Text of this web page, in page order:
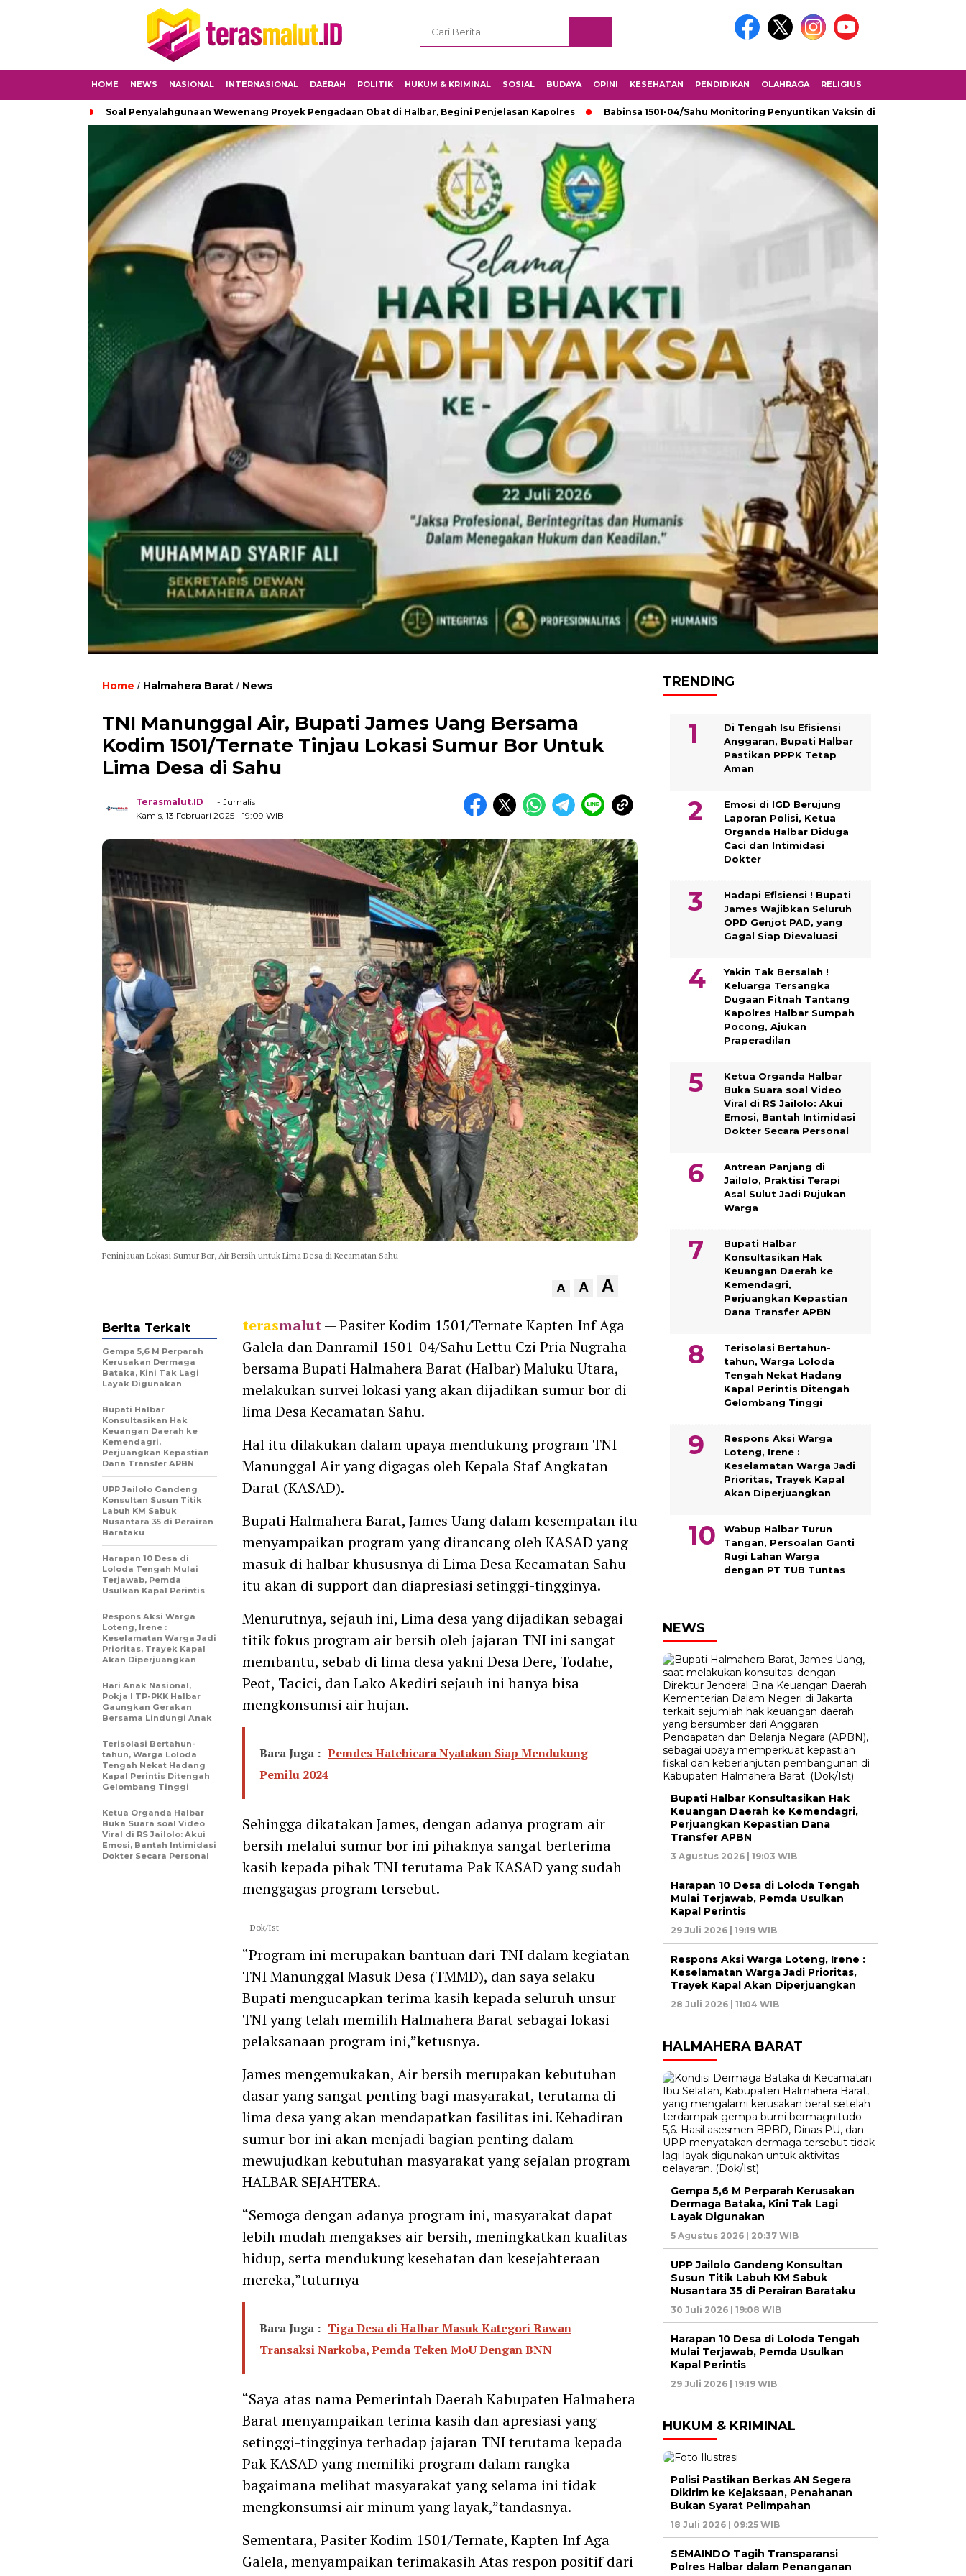
HOME NEWS NASIONAL INTERNASIONAL DAERAH POLITIK HUKUM & KRIMINAL SOSIAL BUDAYA OPINI KESEHATAN PENDIDIKAN OLAHRAGA RELIGIUS
Soal Penyalahgunaan Wewenang Proyek Pengadaan Obat di Halbar, Begini Penjelasan Kapolres Babinsa 1501-04/Sahu Monitoring Penyuntikan Vaksin di SMK Fomarimoi
Home / Halmahera Barat / News
TNI Manunggal Air, Bupati James Uang Bersama
Kodim 1501/Ternate Tinjau Lokasi Sumur Bor Untuk
Lima Desa di Sahu
Terasmalut.ID
- Jurnalis
Kamis, 13 Februari 2025 - 19:09 WIB
Peninjauan Lokasi Sumur Bor, Air Bersih untuk Lima Desa di Kecamatan Sahu
A A A
terasmalut— Pasiter Kodim 1501/Ternate Kapten Inf Aga
Galela dan Danramil 1501-04/Sahu Lettu Czi Pria Nugraha
bersama Bupati Halmahera Barat (Halbar) Maluku Utara,
melakukan survei lokasi yang akan dijadikan sumur bor di
lima Desa Kecamatan Sahu.
Hal itu dilakukan dalam upaya mendukung program TNI
Manunggal Air yang digagas oleh Kepala Staf Angkatan
Darat (KASAD).
Bupati Halmahera Barat, James Uang dalam kesempatan itu
menyampaikan program yang dirancang oleh KASAD yang
masuk di halbar khususnya di Lima Desa Kecamatan Sahu
itu akan di support dan diapresiasi setinggi-tingginya.
Menurutnya, sejauh ini, Lima desa yang dijadikan sebagai
titik fokus program air bersih oleh jajaran TNI ini sangat
membantu, sebab di lima desa yakni Desa Dere, Todahe,
Peot, Tacici, dan Lako Akediri sejauh ini hanya bisa
mengkonsumsi air hujan.
Baca Juga : Pemdes Hatebicara Nyatakan Siap Mendukung
Pemilu 2024
Sehingga dikatakan James, dengan adanya program air
bersih melalui sumur bor ini pihaknya sangat berterima
kasih kepada pihak TNI terutama Pak KASAD yang sudah
menggagas program tersebut.
Dok/Ist
“Program ini merupakan bantuan dari TNI dalam kegiatan
TNI Manunggal Masuk Desa (TMMD), dan saya selaku
Bupati mengucapkan terima kasih kepada seluruh unsur
TNI yang telah memilih Halmahera Barat sebagai lokasi
pelaksanaan program ini,”ketusnya.
James mengemukakan, Air bersih merupakan kebutuhan
dasar yang sangat penting bagi masyarakat, terutama di
lima desa yang akan mendapatkan fasilitas ini. Kehadiran
sumur bor ini akan menjadi bagian penting dalam
mewujudkan kebutuhan masyarakat yang sejalan program
HALBAR SEJAHTERA.
“Semoga dengan adanya program ini, masyarakat dapat
lebih mudah mengakses air bersih, meningkatkan kualitas
hidup, serta mendukung kesehatan dan kesejahteraan
mereka,”tuturnya
Baca Juga : Tiga Desa di Halbar Masuk Kategori Rawan
Transaksi Narkoba, Pemda Teken MoU Dengan BNN
“Saya atas nama Pemerintah Daerah Kabupaten Halmahera
Barat menyampaikan terima kasih dan apresiasi yang
setinggi-tingginya terhadap jajaran TNI terutama kepada
Pak KASAD yang memiliki program dalam rangka
bagaimana melihat masyarakat yang selama ini tidak
mengkonsumsi air minum yang layak,”tandasnya.
Sementara, Pasiter Kodim 1501/Ternate, Kapten Inf Aga
Galela, menyampaikan terimakasih Atas respon positif dari
Berita Terkait
Gempa 5,6 M Perparah
Kerusakan Dermaga
Bataka, Kini Tak Lagi
Layak Digunakan
Bupati Halbar
Konsultasikan Hak
Keuangan Daerah ke
Kemendagri,
Perjuangkan Kepastian
Dana Transfer APBN
UPP Jailolo Gandeng
Konsultan Susun Titik
Labuh KM Sabuk
Nusantara 35 di Perairan
Barataku
Harapan 10 Desa di
Loloda Tengah Mulai
Terjawab, Pemda
Usulkan Kapal Perintis
Respons Aksi Warga
Loteng, Irene :
Keselamatan Warga Jadi
Prioritas, Trayek Kapal
Akan Diperjuangkan
Hari Anak Nasional,
Pokja I TP-PKK Halbar
Gaungkan Gerakan
Bersama Lindungi Anak
Terisolasi Bertahun-
tahun, Warga Loloda
Tengah Nekat Hadang
Kapal Perintis Ditengah
Gelombang Tinggi
Ketua Organda Halbar
Buka Suara soal Video
Viral di RS Jailolo: Akui
Emosi, Bantah Intimidasi
Dokter Secara Personal
TRENDING
Di Tengah Isu Efisiensi
Anggaran, Bupati Halbar
Pastikan PPPK Tetap
Aman
Emosi di IGD Berujung
Laporan Polisi, Ketua
Organda Halbar Diduga
Caci dan Intimidasi
Dokter
Hadapi Efisiensi ! Bupati
James Wajibkan Seluruh
OPD Genjot PAD, yang
Gagal Siap Dievaluasi
Yakin Tak Bersalah !
Keluarga Tersangka
Dugaan Fitnah Tantang
Kapolres Halbar Sumpah
Pocong, Ajukan
Praperadilan
Ketua Organda Halbar
Buka Suara soal Video
Viral di RS Jailolo: Akui
Emosi, Bantah Intimidasi
Dokter Secara Personal
Antrean Panjang di
Jailolo, Praktisi Terapi
Asal Sulut Jadi Rujukan
Warga
Bupati Halbar
Konsultasikan Hak
Keuangan Daerah ke
Kemendagri,
Perjuangkan Kepastian
Dana Transfer APBN
Terisolasi Bertahun-
tahun, Warga Loloda
Tengah Nekat Hadang
Kapal Perintis Ditengah
Gelombang Tinggi
Respons Aksi Warga
Loteng, Irene :
Keselamatan Warga Jadi
Prioritas, Trayek Kapal
Akan Diperjuangkan
Wabup Halbar Turun
Tangan, Persoalan Ganti
Rugi Lahan Warga
dengan PT TUB Tuntas
NEWS
Bupati Halbar Konsultasikan Hak
Keuangan Daerah ke Kemendagri,
Perjuangkan Kepastian Dana
Transfer APBN
3 Agustus 2026 | 19:03 WIB
Harapan 10 Desa di Loloda Tengah
Mulai Terjawab, Pemda Usulkan
Kapal Perintis
29 Juli 2026 | 19:19 WIB
Respons Aksi Warga Loteng, Irene :
Keselamatan Warga Jadi Prioritas,
Trayek Kapal Akan Diperjuangkan
28 Juli 2026 | 11:04 WIB
HALMAHERA BARAT
Gempa 5,6 M Perparah Kerusakan
Dermaga Bataka, Kini Tak Lagi
Layak Digunakan
5 Agustus 2026 | 20:37 WIB
UPP Jailolo Gandeng Konsultan
Susun Titik Labuh KM Sabuk
Nusantara 35 di Perairan Barataku
30 Juli 2026 | 19:08 WIB
Harapan 10 Desa di Loloda Tengah
Mulai Terjawab, Pemda Usulkan
Kapal Perintis
29 Juli 2026 | 19:19 WIB
HUKUM & KRIMINAL
Polisi Pastikan Berkas AN Segera
Dikirim ke Kejaksaan, Penahanan
Bukan Syarat Pelimpahan
18 Juli 2026 | 09:25 WIB
SEMAINDO Tagih Transparansi
Polres Halbar dalam Penanganan